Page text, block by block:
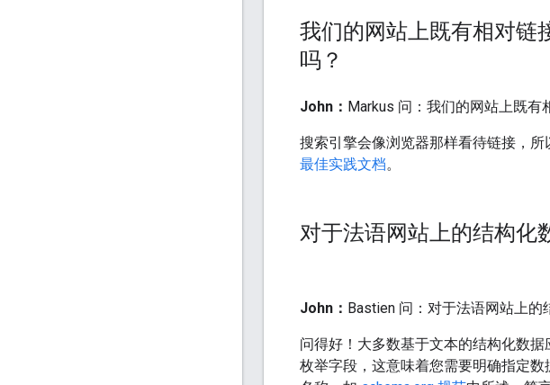
我们的网站上既有相对链
吗？
John： Markus 问：我们的网站上既有
搜索引擎会像浏览器那样看待链接，
最佳实践文档。
对于法语网站上的结构化
John： Bastien 问：对于法语网站上的
问得好！大多数基于文本的结构化数
枚举字段，这意味着您需要明确指定